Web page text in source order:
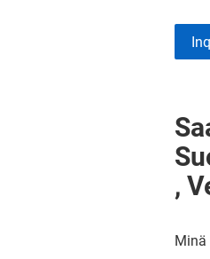
,
Minä